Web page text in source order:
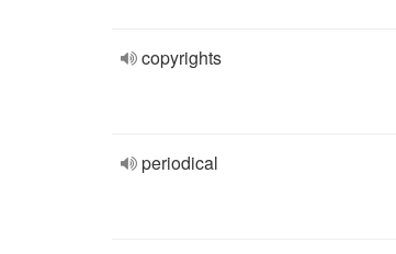
copyrights
periodical